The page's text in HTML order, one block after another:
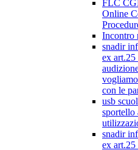
FLC
Online
Incontro
snadir
ex art.25
con le
usb
sportello
snadir
ex